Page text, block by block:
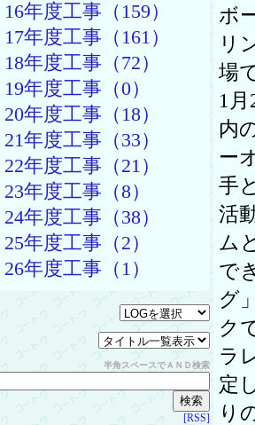
16年度工事（159）
17年度工事（161）
18年度工事（72）
19年度工事（0）
20年度工事（18）
21年度工事（33）
22年度工事（21）
23年度工事（8）
24年度工事（38）
25年度工事（2）
26年度工事（1）
半角スペースでＡＮＤ検索
[RSS]
ボ
リ
場
1
内
ー
手
活
ム
で
グ
ク
ラ
定
り